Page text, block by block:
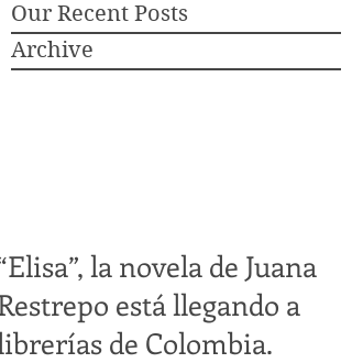
Our Recent Posts
Archive
la novela de Juana
está llegando a
de Colombia.